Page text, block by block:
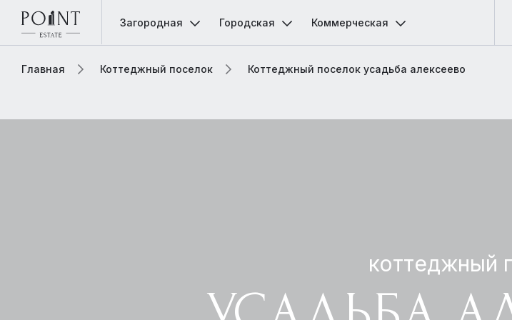
Загородная Городская Коммерческая
Главная Коттеджный поселок Коттеджный поселок усадьба алексеево
коттеджный